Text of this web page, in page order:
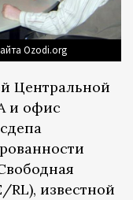
Ozodi.org
Центральной
и офис
известной